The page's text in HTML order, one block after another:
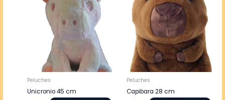
Peluches
Unicronio 45 cm
Peluches
Capibara 28 cm